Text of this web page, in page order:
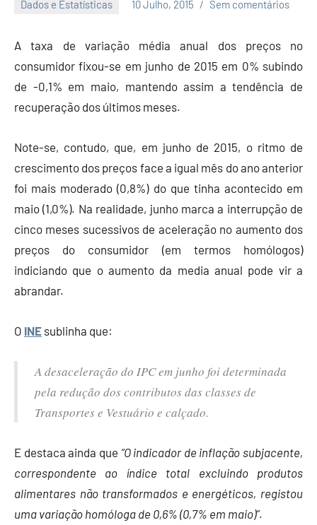
Dados e Estatísticas 10 Julho, 2015
Finanças
Sem comentários
A taxa de variação média anual dos preços no
consumidor fixou-se em junho de 2015 em 0% subindo
de -0,1% em maio, mantendo assim a tendência de
recuperação dos últimos meses.
Note-se, contudo, que, em junho de 2015, o ritmo de
crescimento dos preços face a igual mês do ano anterior
foi mais moderado (0,8%) do que tinha acontecido em
maio (1,0%). Na realidade, junho marca a interrupção de
cinco meses sucessivos de aceleração no aumento dos
preços do consumidor (em termos homólogos)
indiciando que o aumento da media anual pode vir a
abrandar.
O INE sublinha que:
A desaceleração do IPC em junho foi determinada
pela redução dos contributos das classes de
Transportes e Vestuário e calçado.
E destaca ainda que “O indicador de inflação subjacente,
correspondente ao índice total excluindo produtos
alimentares não transformados e energéticos, registou
uma variação homóloga de 0,6% (0,7% em maio)”.